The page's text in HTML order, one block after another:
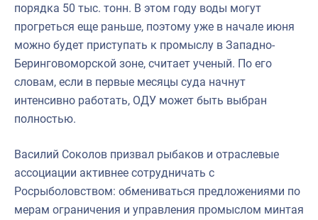
порядка 50 тыс. тонн. В этом году воды могут
прогреться еще раньше, поэтому уже в начале июня
можно будет приступать к промыслу в Западно-
Беринговоморской зоне, считает ученый. По его
словам, если в первые месяцы суда начнут
интенсивно работать, ОДУ может быть выбран
полностью.
Василий Соколов призвал рыбаков и отраслевые
ассоциации активнее сотрудничать с
Росрыболовством: обмениваться предложениями по
мерам ограничения и управления промыслом минтая